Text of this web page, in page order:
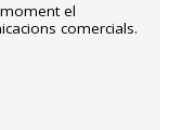
el
comercials.